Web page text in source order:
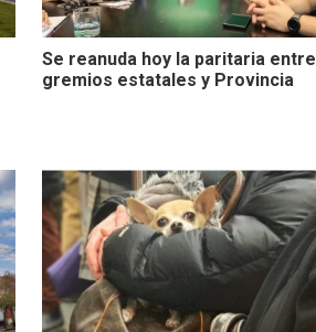
Se reanuda hoy la paritaria entre
gremios estatales y Provincia